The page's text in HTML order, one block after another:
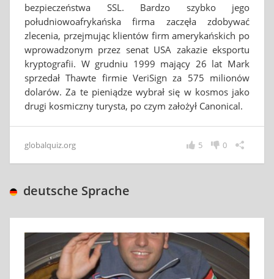
bezpieczeństwa SSL. Bardzo szybko jego
południowoafrykańska firma zaczęła zdobywać
zlecenia, przejmując klientów firm amerykańskich po
wprowadzonym przez senat USA zakazie eksportu
kryptografii. W grudniu 1999 mający 26 lat Mark
sprzedał Thawte firmie VeriSign za 575 milionów
dolarów. Za te pieniądze wybrał się w kosmos jako
drugi kosmiczny turysta, po czym założył Canonical.
globalquiz.org 0
5
deutsche Sprache